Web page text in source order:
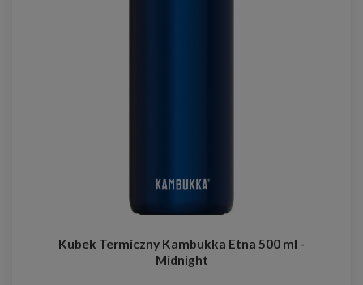
Kubek Termiczny Kambukka Etna 500 ml -
Midnight